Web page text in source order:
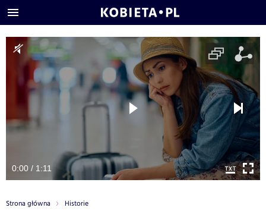
0:00 / 1:11
Strona główna Historie